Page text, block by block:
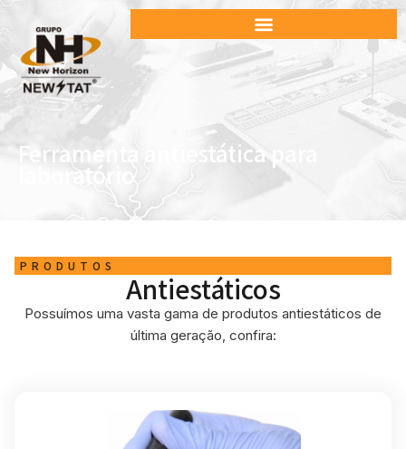
Ferramenta antiestática para
laboratório
PRODUTOS
Antiestáticos
Possuímos uma vasta gama de produtos antiestáticos de
última geração, confira: